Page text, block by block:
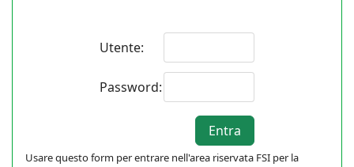
Utente:
Password:
Usare questo form per entrare nell'area riservata FSI per la